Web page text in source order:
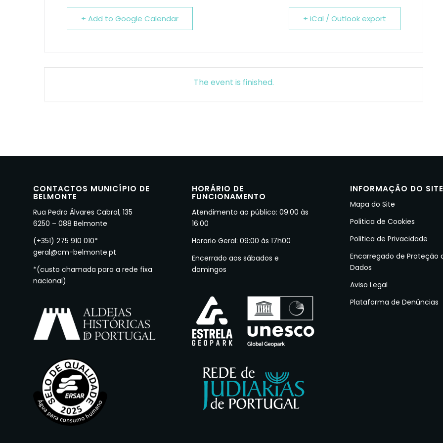
+ Add to Google Calendar + iCal / Outlook export
The event is finished.
CONTACTOS MUNICÍPIO DE
BELMONTE
Rua Pedro Álvares Cabral, 135
6250 – 088 Belmonte
(+351) 275 910 010*
geral@cm-belmonte.pt
*(custo chamada para a rede fixa
nacional)
HORÁRIO DE
FUNCIONAMENTO
Atendimento ao público: 09:00 às
16:00
Horario Geral: 09:00 às 17h00
Encerrado aos sábados e
domingos
INFORMAÇÃO DO
Mapa do Site
Politica de Cookies
Politica de Privacidade
Encarregado de Proteção
Dados
Aviso Legal
Plataforma de Denúncias